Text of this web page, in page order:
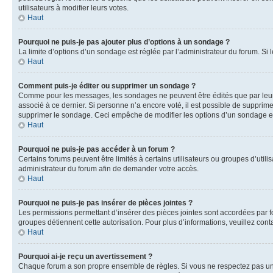
utilisateurs à modifier leurs votes.
Haut
Pourquoi ne puis-je pas ajouter plus d’options à un sondage ?
La limite d’options d’un sondage est réglée par l’administrateur du forum.
Haut
Comment puis-je éditer ou supprimer un sondage ?
Comme pour les messages, les sondages ne peuvent être édités que par
associé à ce dernier. Si personne n’a encore voté, il est possible de
supprimer le sondage. Ceci empêche de modifier les options d’un sondage
Haut
Pourquoi ne puis-je pas accéder à un forum ?
Certains forums peuvent être limités à certains utilisateurs ou groupes
administrateur du forum afin de demander votre accès.
Haut
Pourquoi ne puis-je pas insérer de pièces jointes ?
Les permissions permettant d’insérer des pièces jointes sont accordées
groupes détiennent cette autorisation. Pour plus d’informations, veuillez
Haut
Pourquoi ai-je reçu un avertissement ?
Chaque forum a son propre ensemble de règles. Si vous ne respectez pas